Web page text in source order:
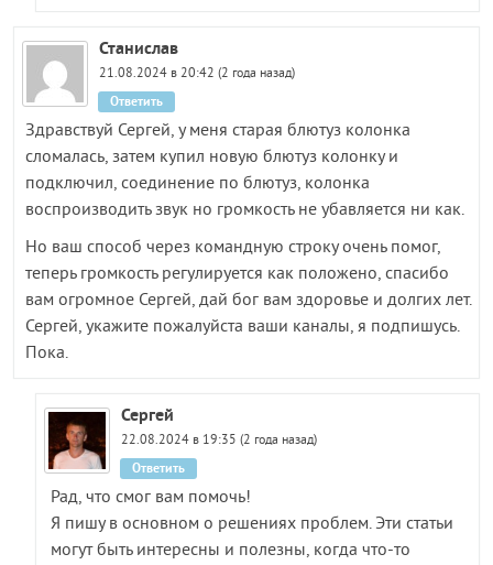
Станислав
21.08.2024 в 20:42 (2 года назад)
Здравствуй Сергей, у меня старая блютуз колонка
сломалась, затем купил новую блютуз колонку и
подключил, соединение по блютуз, колонка
воспроизводить звук но громкость не убавляется ни как.
Но ваш способ через командную строку очень помог,
теперь громкость регулируется как положено, спасибо
вам огромное Сергей, дай бог вам здоровье и долгих лет.
Сергей, укажите пожалуйста ваши каналы, я подпишусь.
Пока.
Ответить
Сергей
22.08.2024 в 19:35 (2 года назад)
Рад, что смог вам помочь!
Я пишу в основном о решениях проблем. Эти статьи
могут быть интересны и полезны, когда что-то
Ответить